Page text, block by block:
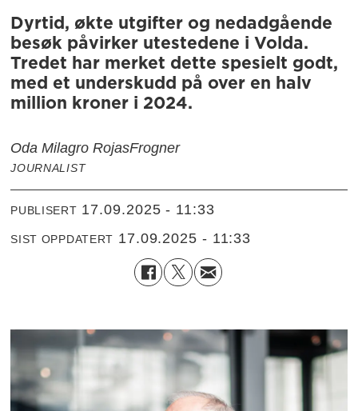
Dyrtid, økte utgifter og nedadgående
besøk påvirker utestedene i Volda.
Tredet har merket dette spesielt godt,
med et underskudd på over en halv
million kroner i 2024.
Oda Milagro RojasFrogner
JOURNALIST
PUBLISERT 17.09.2025 - 11:33
SIST OPPDATERT 17.09.2025 - 11:33